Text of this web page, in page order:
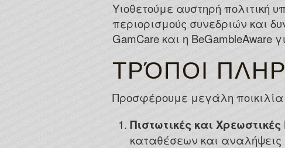
Υιοθετούμε αυστηρή πολιτική
περιορισμούς συνεδριών και
GamCare και η BeGambleAware
ΤΡΌΠΟΙ
Προσφέρουμε μεγάλη
Πιστωτικές και
καταθέσεων και